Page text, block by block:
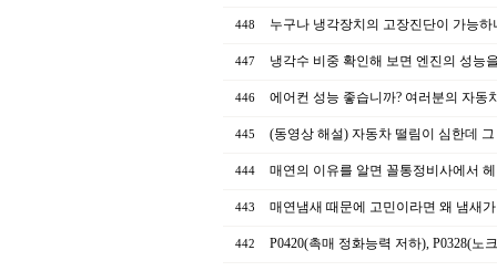
448 누구나 냉각장치의 고장진단이 가능
447 냉각수 비중 확인해 보면 엔진의 성능
446 에어컨 성능 좋습니까? 여러분의 자동
445 (동영상 해설) 자동차 떨림이 심한데
444 매연의 이유를 알면 꼴통정비사에서
443 매연냄새 때문에 고민이라면 왜 냄새
442 P0420(촉매 정화능력 저하), P0328(노